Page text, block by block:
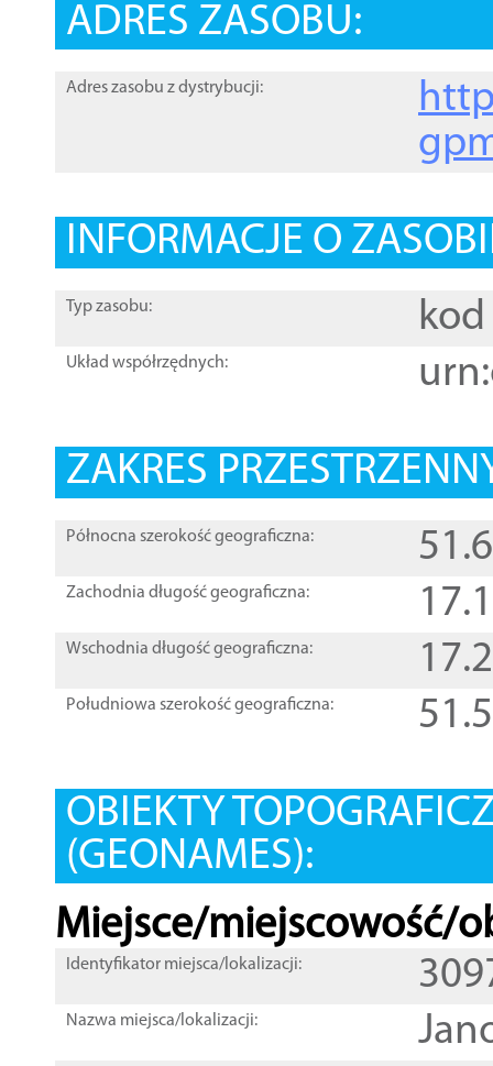
ADRES ZASOBU:
Adres zasobu z dystrybucji:
INFORMACJE O
Typ zasobu: kod
Układ współrzędnych:
ZAKRES
Północna szerokość geograficzna:
Zachodnia długość geograficzna:
Wschodnia długość geograficzna:
Południowa szerokość geograficzna:
OBIEKTY
(GEONAMES):
Miejsce/miejscowość/
Identyfikator miejsca/lokalizacji:
Nazwa miejsca/lokalizacji: